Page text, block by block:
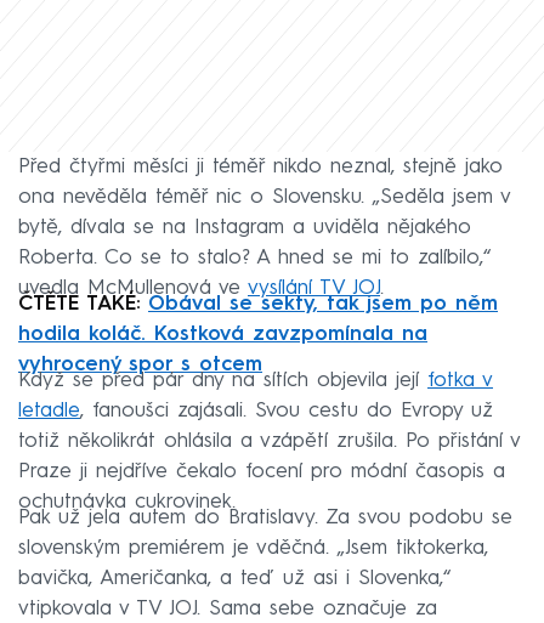
Před čtyřmi měsíci ji téměř nikdo neznal, stejně jako
ona nevěděla téměř nic o Slovensku. „Seděla jsem v
bytě, dívala se na Instagram a uviděla nějakého
Roberta. Co se to stalo? A hned se mi to zalíbilo,“
uvedla McMullenová ve vysílání TV JOJ.
ČTĚTE TAKÉ: Obával se sekty, tak jsem po něm
hodila koláč. Kostková zavzpomínala na
vyhrocený spor s otcem
Když se před pár dny na sítích objevila její fotka v
letadle, fanoušci zajásali. Svou cestu do Evropy už
totiž několikrát ohlásila a vzápětí zrušila. Po přistání v
Praze ji nejdříve čekalo focení pro módní časopis a
ochutnávka cukrovinek.
Pak už jela autem do Bratislavy. Za svou podobu se
slovenským premiérem je vděčná. „Jsem tiktokerka,
bavička, Američanka, a teď už asi i Slovenka,“
vtipkovala v TV JOJ. Sama sebe označuje za